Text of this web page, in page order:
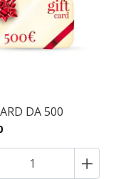
DA 500
+